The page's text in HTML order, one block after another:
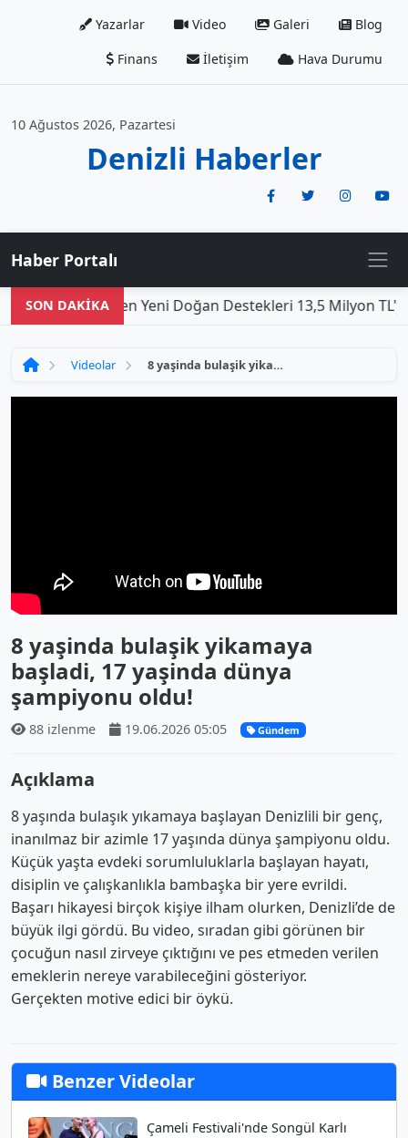
Yazarlar Video Galeri
Blog
Finans
İletişim Hava Durumu
10 Ağustos 2026, Pazartesi
Denizli Haberler
Haber Portalı
SON DAKİKA
Videolar 8 yaşinda bulaşik yikamaya başladi, 17 yaşinda dünya şampiyonu oldu!
8 yaşinda bulaşik yikamaya
başladi, 17 yaşinda dünya
şampiyonu oldu!
88 izlenme 19.06.2026 05:05 Gündem
Açıklama
8 yaşında bulaşık yıkamaya başlayan Denizlili bir genç,
inanılmaz bir azimle 17 yaşında dünya şampiyonu oldu.
Küçük yaşta evdeki sorumluluklarla başlayan hayatı,
disiplin ve çalışkanlıkla bambaşka bir yere evrildi.
Başarı hikayesi birçok kişiye ilham olurken, Denizli’de de
büyük ilgi gördü. Bu video, sıradan gibi görünen bir
çocuğun nasıl zirveye çıktığını ve pes etmeden verilen
emeklerin nereye varabileceğini gösteriyor.
Gerçekten motive edici bir öykü.
Benzer Videolar
Çameli Festivali'nde Songül Karlı